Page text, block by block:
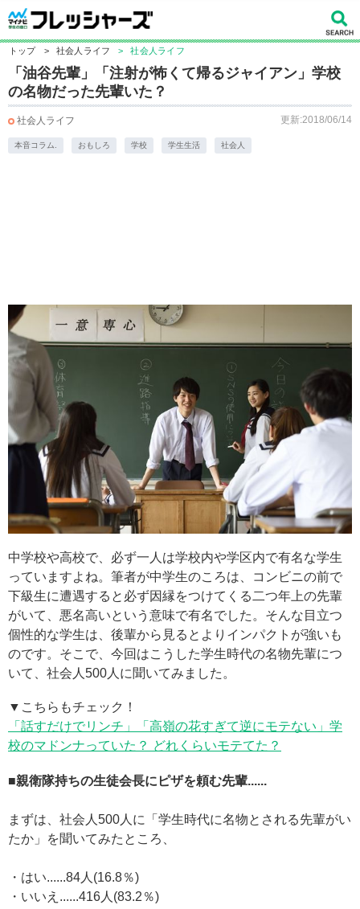
トップ > 社会人ライフ > 社会人ライフ
「油谷先輩」「注射が怖くて帰るジャイアン」学校
の名物だった先輩いた？
社会人ライフ 更新:2018/06/14
本音コラム. おもしろ 学校 学生生活 社会人
中学校や高校で、必ず一人は学校内や学区内で有名な学生
っていますよね。筆者が中学生のころは、コンビニの前で
下級生に遭遇すると必ず因縁をつけてくる二つ年上の先輩
がいて、悪名高いという意味で有名でした。そんな目立つ
個性的な学生は、後輩から見るとよりインパクトが強いも
のです。そこで、今回はこうした学生時代の名物先輩につ
いて、社会人500人に聞いてみました。
▼こちらもチェック！
「話すだけでリンチ」「高嶺の花すぎて逆にモテない」学
校のマドンナっていた？ どれくらいモテてた？
■親衛隊持ちの生徒会長にピザを頼む先輩......
まずは、社会人500人に「学生時代に名物とされる先輩がい
たか」を聞いてみたところ、
・はい......84人(16.8％)
・いいえ......416人(83.2％)